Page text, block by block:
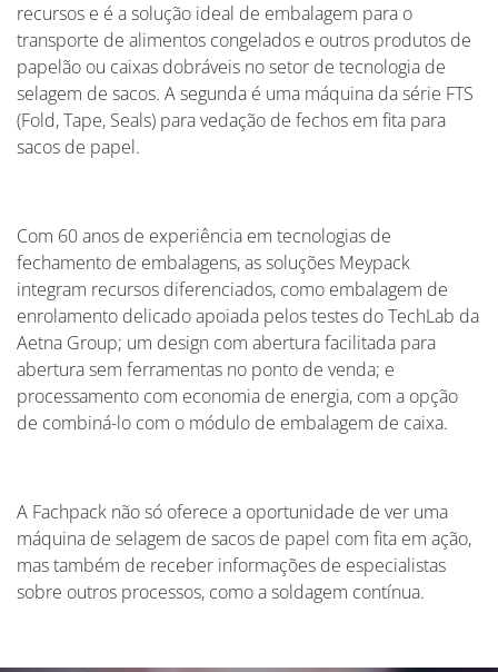
recursos e é a solução ideal de embalagem para o
transporte de alimentos congelados e outros produtos de
papelão ou caixas dobráveis no setor de tecnologia de
selagem de sacos. A segunda é uma máquina da série FTS
(Fold, Tape, Seals) para vedação de fechos em fita para
sacos de papel.
Com 60 anos de experiência em tecnologias de
fechamento de embalagens, as soluções Meypack
integram recursos diferenciados, como embalagem de
enrolamento delicado apoiada pelos testes do TechLab da
Aetna Group; um design com abertura facilitada para
abertura sem ferramentas no ponto de venda; e
processamento com economia de energia, com a opção
de combiná-lo com o módulo de embalagem de caixa.
A Fachpack não só oferece a oportunidade de ver uma
máquina de selagem de sacos de papel com fita em ação,
mas também de receber informações de especialistas
sobre outros processos, como a soldagem contínua.